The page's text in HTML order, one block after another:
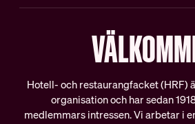
Kontakt
Press
Schysta villkor
Internationella samarbeten
Lediga tjänster
Hotell- och restaurangfacket (HRF)
organisation och har sedan
medlemmars intressen. Vi arbetar i